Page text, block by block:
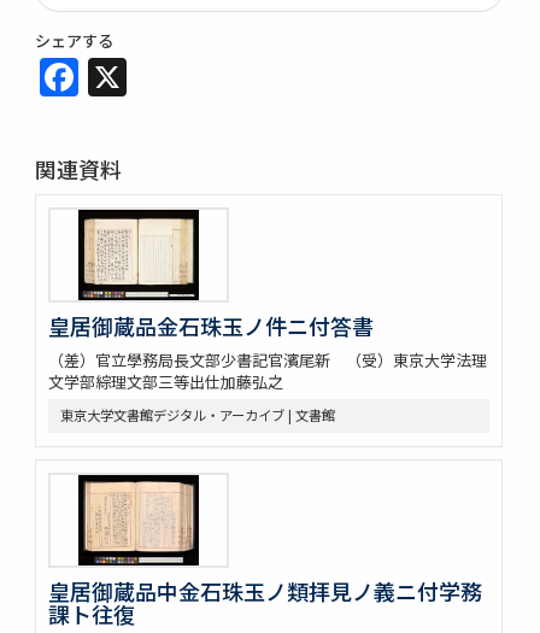
シェアする
Facebook
関連資料
皇居御蔵品金石珠玉ノ件ニ付答書
（差）官立學務局長文部少書記官濱尾新 （受）東京大学法理
文学部綜理文部三等出仕加藤弘之
東京大学文書館デジタル・アーカイブ | 文書館
皇居御蔵品中金石珠玉ノ類拝見ノ義ニ付学務
課ト往復